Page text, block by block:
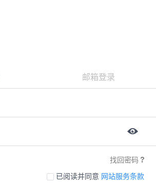
邮箱登录
找回密码
已阅读并同意 网站服务条款